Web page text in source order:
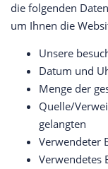
die folgenden
um Ihnen die
Unsere
Datum und
Menge der
Quelle/
gelangten
Verwendeter
Verwendetes